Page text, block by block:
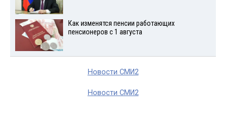
Как изменятся пенсии работающих
пенсионеров с 1 августа
Новости СМИ2
Новости СМИ2